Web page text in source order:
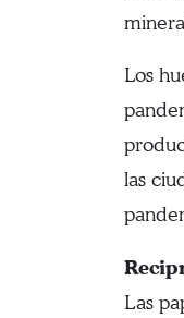
Los
las
Las